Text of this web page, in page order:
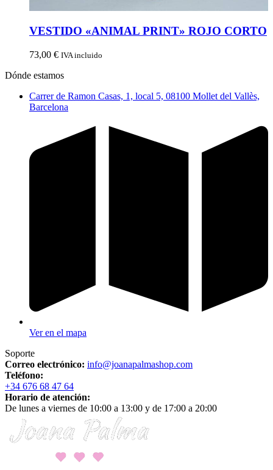
VESTIDO «ANIMAL PRINT» ROJO CORTO
73,00 € IVA incluido
Dónde estamos
Carrer de Ramon Casas, 1, local 5, 08100 Mollet del Vallès,
Barcelona
Ver en el mapa
Soporte
Correo electrónico: info@joanapalmashop.com
Teléfono:
+34 676 68 47 64
Horario de atención:
De lunes a viernes de 10:00 a 13:00 y de 17:00 a 20:00